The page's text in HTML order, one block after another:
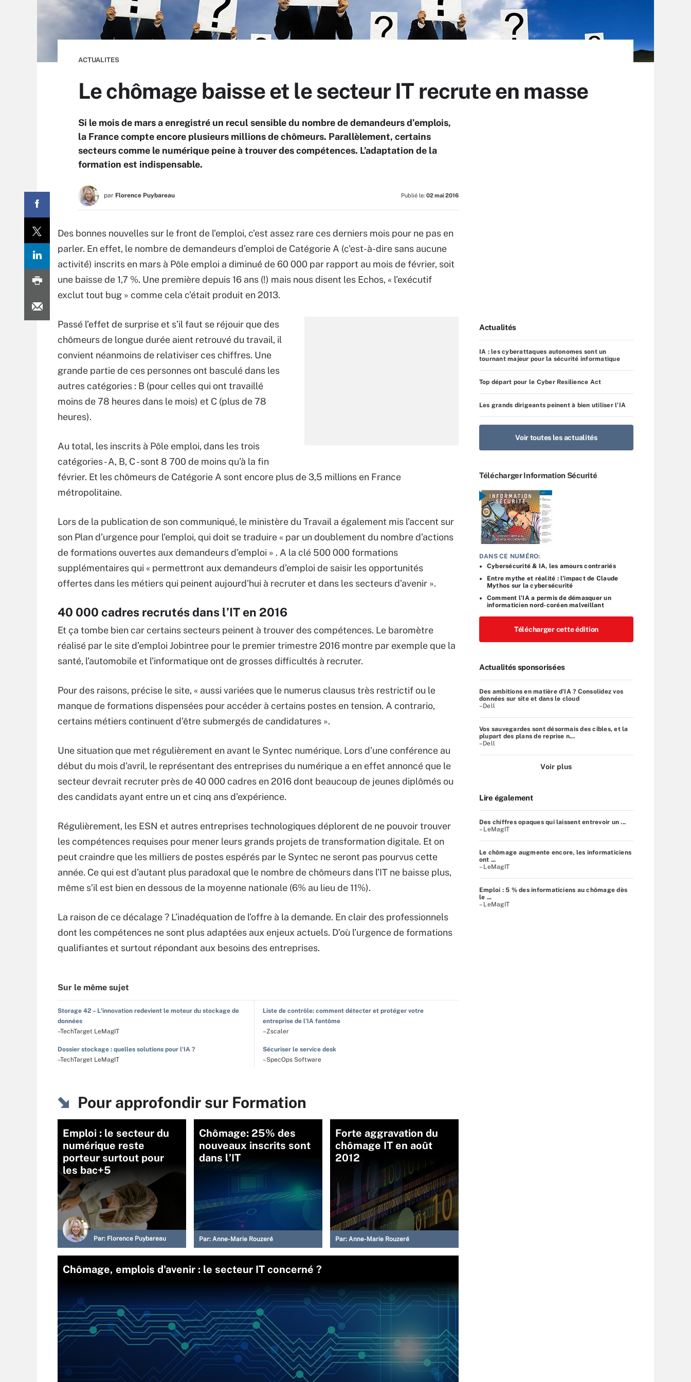
ACTUALITES
Le chômage baisse et le secteur IT recrute en masse
Si le mois de mars a enregistré un recul sensible du nombre de demandeurs d’emplois,
la France compte encore plusieurs millions de chômeurs. Parallèlement, certains
secteurs comme le numérique peine à trouver des compétences. L’adaptation de la
formation est indispensable.
par Florence Puybareau Publié le: 02 mai 2016
Des bonnes nouvelles sur le front de l’emploi, c’est assez rare ces derniers mois pour ne pas en
parler. En effet, le nombre de demandeurs d’emploi de Catégorie A (c'est-à-dire sans aucune
activité́) inscrits en mars à Pôle emploi a diminué́ de 60 000 par rapport au mois de février, soit
une baisse de 1,7 %. Une première depuis 16 ans (!) mais nous disent les Echos, « l’exécutif
exclut tout bug » comme cela c’était produit en 2013.
Passé l’effet de surprise et s’il faut se réjouir que des
chômeurs de longue durée aient retrouvé du travail, il
convient néanmoins de relativiser ces chiffres. Une
grande partie de ces personnes ont basculé dans les
autres catégories : B (pour celles qui ont travaillé
moins de 78 heures dans le mois) et C (plus de 78
heures).
Au total, les inscrits à Pôle emploi, dans les trois
catégories - A, B, C - sont 8 700 de moins qu’à la fin
février. Et les chômeurs de Catégorie A sont encore plus de 3,5 millions en France
métropolitaine.
Lors de la publication de son communiqué, le ministère du Travail a également mis l’accent sur
son Plan d’urgence pour l’emploi, qui doit se traduire « par un doublement du nombre d’actions
de formations ouvertes aux demandeurs d’emploi » . A la clé 500 000 formations
supplémentaires qui « permettront aux demandeurs d’emploi de saisir les opportunités
offertes dans les métiers qui peinent aujourd’hui à recruter et dans les secteurs d’avenir ».
40 000 cadres recrutés dans l’IT en 2016
Et ça tombe bien car certains secteurs peinent à trouver des compétences. Le baromètre
réalisé par le site d’emploi Jobintree pour le premier trimestre 2016 montre par exemple que la
santé, l’automobile et l’informatique ont de grosses difficultés à recruter.
Pour des raisons, précise le site, « aussi variées que le numerus clausus très restrictif ou le
manque de formations dispensées pour accéder à certains postes en tension. A contrario,
certains métiers continuent d’être submergés de candidatures ».
Une situation que met régulièrement en avant le Syntec numérique. Lors d’une conférence au
début du mois d’avril, le représentant des entreprises du numérique a en effet annoncé que le
secteur devrait recruter près de 40 000 cadres en 2016 dont beaucoup de jeunes diplômés ou
des candidats ayant entre un et cinq ans d’expérience.
Régulièrement, les ESN et autres entreprises technologiques déplorent de ne pouvoir trouver
les compétences requises pour mener leurs grands projets de transformation digitale. Et on
peut craindre que les milliers de postes espérés par le Syntec ne seront pas pourvus cette
année. Ce qui est d’autant plus paradoxal que le nombre de chômeurs dans l’IT ne baisse plus,
même s’il est bien en dessous de la moyenne nationale (6% au lieu de 11%).
La raison de ce décalage ? L’inadéquation de l’offre à la demande. En clair des professionnels
dont les compétences ne sont plus adaptées aux enjeux actuels. D’où l’urgence de formations
qualifiantes et surtout répondant aux besoins des entreprises.
Sur le même sujet
Storage 42 – L'innovation redevient le moteur du stockage de
données
–TechTarget LeMagIT
Liste de contrôle: comment détecter et protéger votre
entreprise de l’IA fantôme
–Zscaler
Dossier stockage : quelles solutions pour l'IA ?
–TechTarget LeMagIT
Sécuriser le service desk
–SpecOps Software
Pour approfondir sur Formation
Emploi : le secteur du
numérique reste
porteur surtout pour
les bac+5
Par: Florence Puybareau
Chômage: 25% des
nouveaux inscrits sont
dans l’IT
Par: Anne-Marie Rouzeré
Forte aggravation du
chômage IT en août
2012
Par: Anne-Marie Rouzeré
Chômage, emplois d'avenir : le secteur IT concerné ?
Actualités
IA : les cyberattaques autonomes sont un
tournant majeur pour la sécurité informatique
Top départ pour le Cyber Resilience Act
Les grands dirigeants peinent à bien utiliser l’IA
Voir toutes les actualités
Télécharger Information Sécurité
DANS CE NUMÉRO:
Cybersécurité & IA, les amours contrariés
Entre mythe et réalité : l’impact de Claude
Mythos sur la cybersécurité
Comment l’IA a permis de démasquer un
informaticien nord-coréen malveillant
Télécharger cette édition
Actualités sponsorisées
Des ambitions en matière d'IA ? Consolidez vos
données sur site et dans le cloud
–Dell
Vos sauvegardes sont désormais des cibles, et la
plupart des plans de reprise n...
–Dell
Voir plus
Lire également
Des chiffres opaques qui laissent entrevoir un ...
– LeMagIT
Le chômage augmente encore, les informaticiens
ont ...
– LeMagIT
Emploi : 5 % des informaticiens au chômage dès
le ...
– LeMagIT